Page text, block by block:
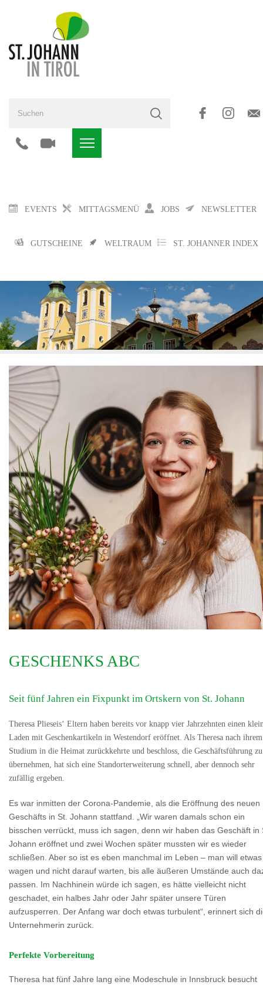
EVENTS MITTAGSMENÜ JOBS NEWSLETTER
GUTSCHEINE WELTRAUM ST. JOHANNER INDEX
GESCHENKS ABC
Seit fünf Jahren ein Fixpunkt im Ortskern von St. Johann
Theresa Plieseis‘ Eltern haben bereits vor knapp vier Jahrzehnten einen
Laden mit Geschenkartikeln in Westendorf eröffnet. Als Theresa nach ihrem
Studium in die Heimat zurückkehrte und beschloss, die Geschäftsführung zu
übernehmen, hat sich eine Standorterweiterung schnell, aber dennoch sehr
zufällig ergeben.
Es war inmitten der Corona-Pandemie, als die Eröffnung des neuen
Geschäfts in St. Johann stattfand. „Wir waren damals schon ein
bisschen verrückt, muss ich sagen, denn wir haben das Geschäft in
Johann eröffnet und zwei Wochen später mussten wir es wieder
schließen. Aber so ist es eben manchmal im Leben – man will etwas
wagen und nicht darauf warten, bis alle äußeren Umstände auch
passen. Im Nachhinein würde ich sagen, es hätte vielleicht nicht
geschadet, ein halbes Jahr oder Jahr später unsere Türen
aufzusperren. Der Anfang war doch etwas turbulent“, erinnert sich
Unternehmerin zurück.
Perfekte Vorbereitung
Theresa hat fünf Jahre lang eine Modeschule in Innsbruck besucht